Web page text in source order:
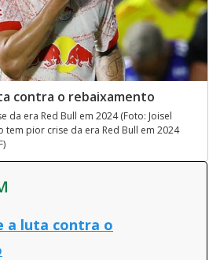
contra o rebaixamento
da era Red Bull em 2024 (Foto: Joisel
tem pior crise da era Red Bull em 2024
a luta contra o